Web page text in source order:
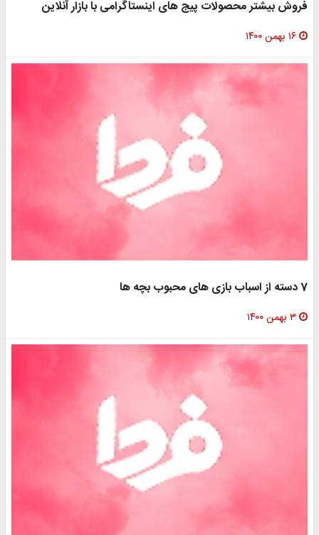
فروش بیشتر محصولات پیج های اینستاگرامی با بازار آنلاین
۱۶ بهمن ۱۴۰۰
7 دسته از اسباب بازی های محبوب بچه ها
۳ بهمن ۱۴۰۰